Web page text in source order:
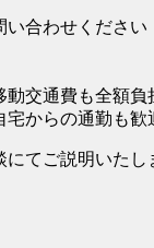
い合わせください
動交通費も全額負
宅からの通勤も歓
てご説明いたし